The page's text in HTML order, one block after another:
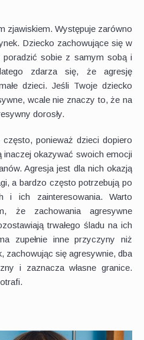
zjawiskiem. Występuje zarówno
Dziecko zachowujące się w
poradzić sobie z samym sobą i
zdarza się, że agresję
dzieci. Jeśli Twoje dziecko
wcale nie znaczy to, że na
dorosły.
ponieważ dzieci dopiero
inaczej okazywać swoich emocji
Agresja jest dla nich okazją
a bardzo często potrzebują po
i ich zainteresowania. Warto
że zachowania agresywne
trwałego śladu na ich
zupełnie inne przyczyny niż
zachowując się agresywnie, dba
i zaznacza własne granice.